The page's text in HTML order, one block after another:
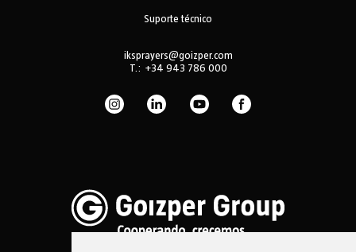
Suporte técnico
iksprayers@goizper.com
T.: +34 943 786 000